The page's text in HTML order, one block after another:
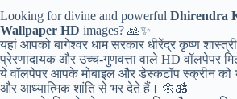
Looking for divine and powerful Dhirendra
Wallpaper HD images? 🙏✨
यहां आपको बागेश्वर धाम सरकार धीरेंद्र कृष्ण
प्रेरणादायक और उच्च-गुणवत्ता वाले HD वॉलपेपर
ये वॉलपेपर आपके मोबाइल और डेस्कटॉप स्क्रीन को
और आध्यात्मिक शांति से भर देते हैं। 🌼🕉️